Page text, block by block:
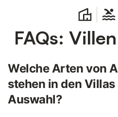
FAQs:
Welche Arten von
stehen in den
Auswahl?